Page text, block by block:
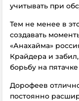
учитывать при
Тем не менее в
создавать
«Анахайма»
Крайдера и
борьбу на
Дорофеев
постоянно